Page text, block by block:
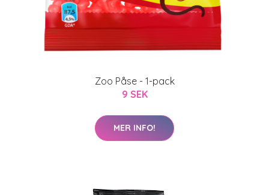
Zoo Påse - 1-pack
9 SEK
MER INFO!